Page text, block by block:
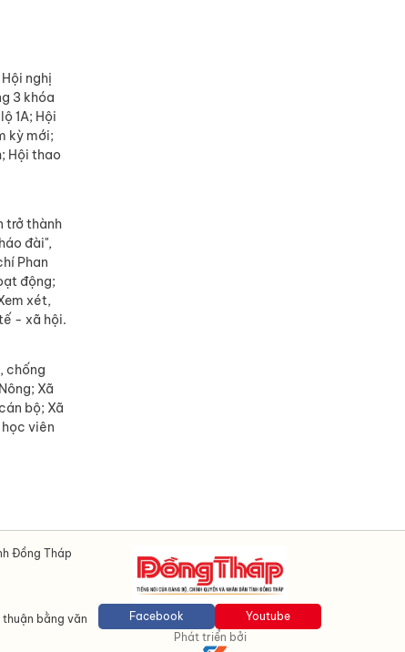
nghị
3 khóa
1A; Hội
kỳ mới;
Hội thao
trở thành
đài",
Phan
động;
xét,
- xã hội.
chống
Xã
bộ; Xã
viên
Đồng Tháp
thuận bằng văn
Facebook
Youtube
Phát triển bởi